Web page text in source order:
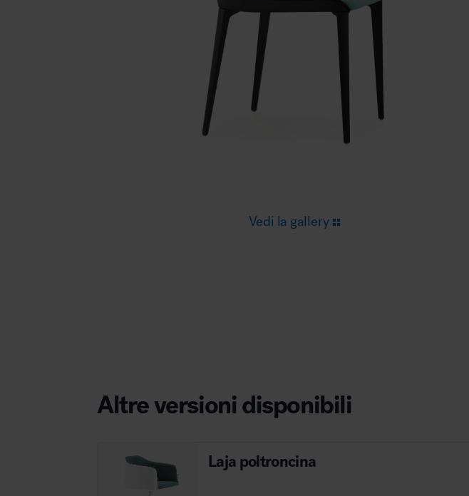
Area riunione e convegni Arredo area reception
Area hospitality
Vedi la gallery
Altre versioni disponibili
Laja poltroncina